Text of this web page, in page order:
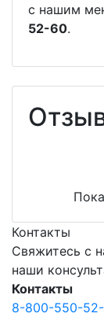
с нашим
52-60.
Контакты
Свяжитесь с
наши
Контакты
8-800-550-